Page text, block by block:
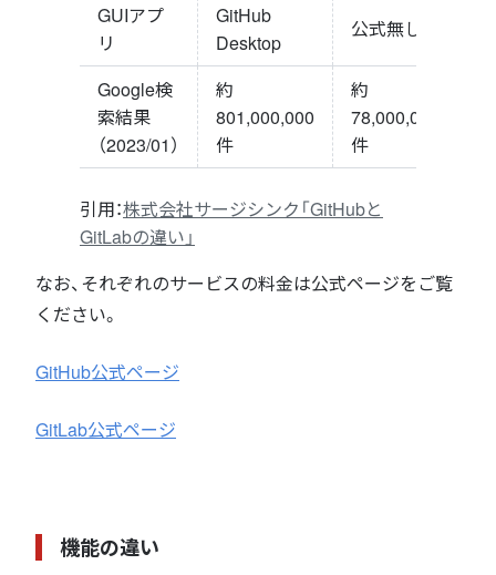
GUIアプ
リ
GitHub
Desktop
公式無し
Google検
索結果
（2023/01）
約
801,000,000
件
約
78,000,000
件
引用：株式会社サージシンク「GitHubと
GitLabの違い」
なお、それぞれのサービスの料金は公式ページをご覧
ください。
GitHub公式ページ
GitLab公式ページ
機能の違い